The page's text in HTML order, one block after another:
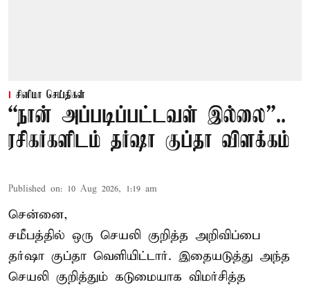
சினிமா செய்திகள்
“நான் அப்படிப்பட்டவள் இல்லை”..
ரசிகர்களிடம் தர்ஷா குப்தா விளக்கம்
Published on: 10 Aug 2026, 1:19 am
சென்னை,
சமீபத்தில் ஒரு செயலி குறித்த அறிவிப்பை
தர்ஷா குப்தா வெளியிட்டார். இதையடுத்து அந்த
செயலி குறித்தும் கடுமையாக விமர்சித்த